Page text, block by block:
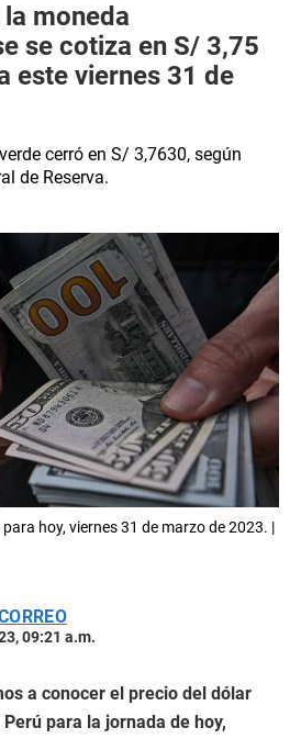
moneda
se cotiza en S/ 3,75
este viernes 31 de
cerró en S/ 3,7630, según
de Reserva.
hoy, viernes 31 de marzo de 2023. |
09:21 a.m.
a conocer el precio del dólar
para la jornada de hoy,